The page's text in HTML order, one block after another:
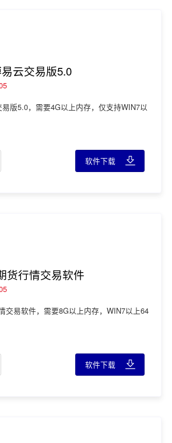
云交易版5.0
版5.0，需要4G以上内存，仅支持WIN7以
软件下载
货行情交易软件
交易软件，需要8G以上内存，WIN7以上64
软件下载